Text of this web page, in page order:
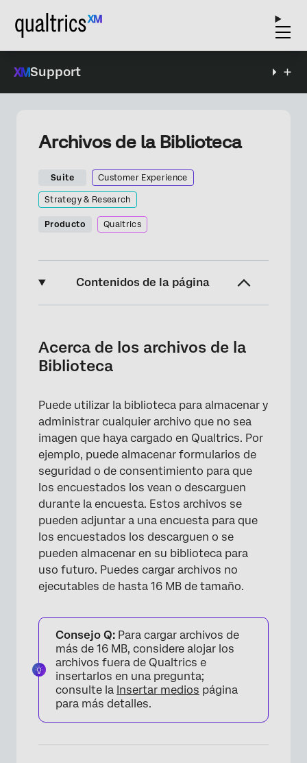
Support
Archivos de la Biblioteca
Suite Customer Experience
Strategy & Research
Producto Qualtrics
Contenidos de la página
Agregar un archivo
Opciones de archivos
Uso de un archivo de Biblioteca
Preguntas frequentes
Acerca de los archivos de la
Biblioteca
Puede utilizar la biblioteca para almacenar y
administrar cualquier archivo que no sea
imagen que haya cargado en Qualtrics. Por
ejemplo, puede almacenar formularios de
seguridad o de consentimiento para que
los encuestados los vean o descarguen
durante la encuesta. Estos archivos se
pueden adjuntar a una encuesta para que
los encuestados los descarguen o se
pueden almacenar en su biblioteca para
uso futuro. Puedes cargar archivos no
ejecutables de hasta 16 MB de tamaño.
Consejo Q: Para cargar archivos de
más de 16 MB, considere alojar los
archivos fuera de Qualtrics e
insertarlos en una pregunta;
consulte la Insertar medios página
para más detalles.